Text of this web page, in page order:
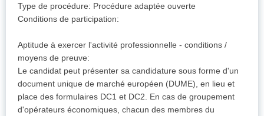
Type de procédure: Procédure adaptée ouverte
Conditions de participation:
Aptitude à exercer l'activité professionnelle - conditions /
moyens de preuve:
Le candidat peut présenter sa candidature sous forme d'un
document unique de marché européen (DUME), en lieu et
place des formulaires DC1 et DC2. En cas de groupement
d'opérateurs économiques, chacun des membres du